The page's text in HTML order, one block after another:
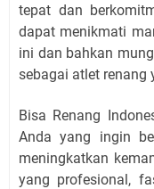
tepat dan
dapat menikmati
ini dan bahkan
sebagai atlet renang
Bisa Renang
Anda yang ingin
meningkatkan
yang profesional,